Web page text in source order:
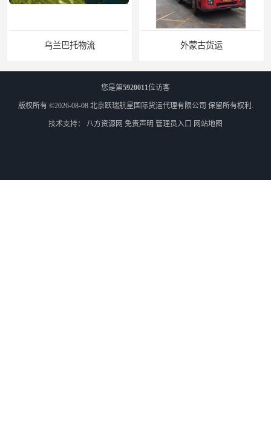
乌兰巴托物流 外蒙古货运
您是第5920011位访客
版权所有 ©2026-08-08 北京跃瑞航星国际货运代理有限公司 保留所有权利.
技术支持： 八方资源网 免责声明 管理员入口 网站地图